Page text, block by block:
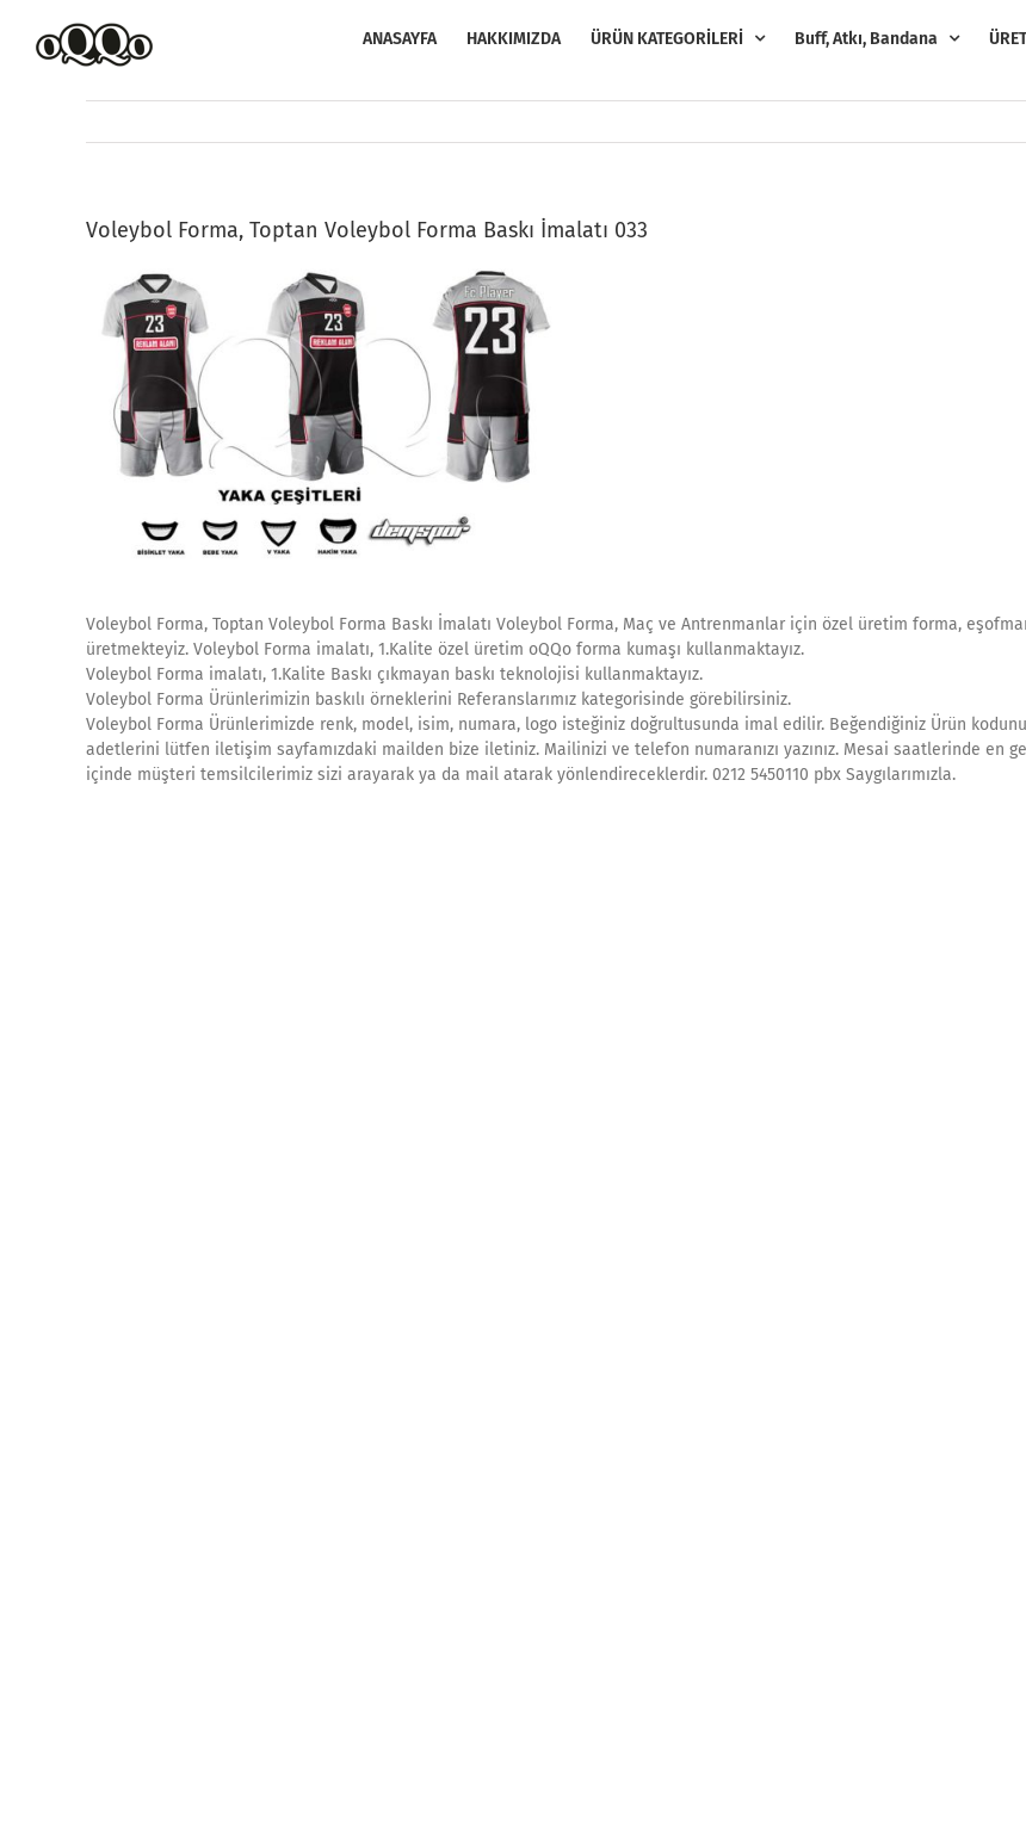
content
ANASAYFA HAKKIMIZDA ÜRÜN KATEGORİLERİ Buff, Atkı, Bandana
Voleybol Forma, Toptan Voleybol Forma Baskı İmalatı 033
Voleybol Forma, Toptan Voleybol Forma Baskı İmalatı Voleybol Forma, Maç ve Antrenmanlar için özel üretim forma,
üretmekteyiz. Voleybol Forma imalatı, 1.Kalite özel üretim oQQo forma kumaşı kullanmaktayız.
Voleybol Forma imalatı, 1.Kalite Baskı çıkmayan baskı teknolojisi kullanmaktayız.
Voleybol Forma Ürünlerimizin baskılı örneklerini Referanslarımız kategorisinde görebilirsiniz.
Voleybol Forma Ürünlerimizde renk, model, isim, numara, logo isteğiniz doğrultusunda imal edilir. Beğendiğiniz Ürün
adetlerini lütfen iletişim sayfamızdaki mailden bize iletiniz. Mailinizi ve telefon numaranızı yazınız. Mesai saatlerinde en
içinde müşteri temsilcilerimiz sizi arayarak ya da mail atarak yönlendireceklerdir. 0212 5450110 pbx Saygılarımızla.